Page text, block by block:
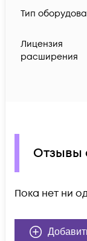
Тип
Лицензия
расширения
Отзывы
Пока нет ни